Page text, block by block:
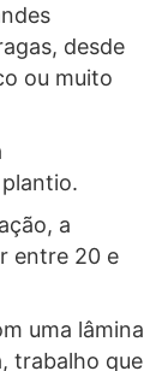
desde
ou muito
a
entre 20 e
uma lâmina
trabalho que